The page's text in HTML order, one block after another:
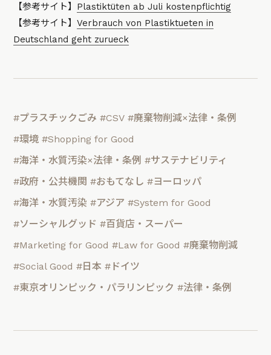
【参考サイト】 Plastiktüten ab Juli kostenpflichtig
【参考サイト】Verbrauch von Plastiktueten in
Deutschland geht zurueck
#プラスチックごみ #CSV #廃棄物削減×法律・条例
#環境 #Shopping for Good
#海洋・水質汚染×法律・条例 #サステナビリティ
#政府・公共機関 #おもてなし #ヨーロッパ
#海洋・水質汚染 #アジア #System for Good
#ソーシャルグッド #百貨店・スーパー
#Marketing for Good #Law for Good #廃棄物削減
#Social Good #日本 #ドイツ
#東京オリンピック・パラリンピック #法律・条例